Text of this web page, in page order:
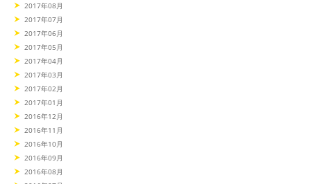
2017年08月
2017年07月
2017年06月
2017年05月
2017年04月
2017年03月
2017年02月
2017年01月
2016年12月
2016年11月
2016年10月
2016年09月
2016年08月